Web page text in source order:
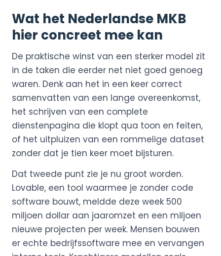
Wat het Nederlandse MKB
hier concreet mee kan
De praktische winst van een sterker model zit
in de taken die eerder net niet goed genoeg
waren. Denk aan het in een keer correct
samenvatten van een lange overeenkomst,
het schrijven van een complete
dienstenpagina die klopt qua toon en feiten,
of het uitpluizen van een rommelige dataset
zonder dat je tien keer moet bijsturen.
Dat tweede punt zie je nu groot worden.
Lovable, een tool waarmee je zonder code
software bouwt, meldde deze week 500
miljoen dollar aan jaaromzet en een miljoen
nieuwe projecten per week. Mensen bouwen
er echte bedrijfssoftware mee en vervangen